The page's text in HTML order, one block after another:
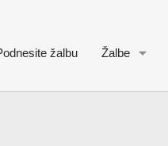
žalbu Žalbe